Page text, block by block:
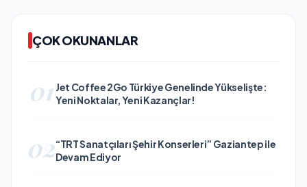
ÇOK OKUNANLAR
01 Jet Coffee 2Go Türkiye Genelinde Yükselişte:
Yeni Noktalar, Yeni Kazançlar!
02“TRT Sanatçıları Şehir Konserleri” Gaziantep ile
Devam Ediyor